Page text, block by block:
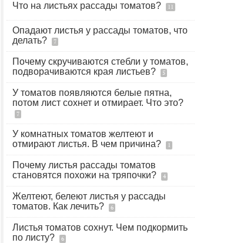
Что на листьях рассады томатов? 11
Опадают листья у рассады томатов, что
делать?
7
Почему скручиваются стебли у томатов,
подворачиваются края листьев?
5
У томатов появляются белые пятна,
потом лист сохнет и отмирает. Что это?
7
У комнатных томатов желтеют и
отмирают листья. В чем причина?
1
Почему листья рассады томатов
становятся похожи на тряпочки?
4
Желтеют, белеют листья у рассады
томатов. Как лечить?
6
Листья томатов сохнут. Чем подкормить
по листу?
6